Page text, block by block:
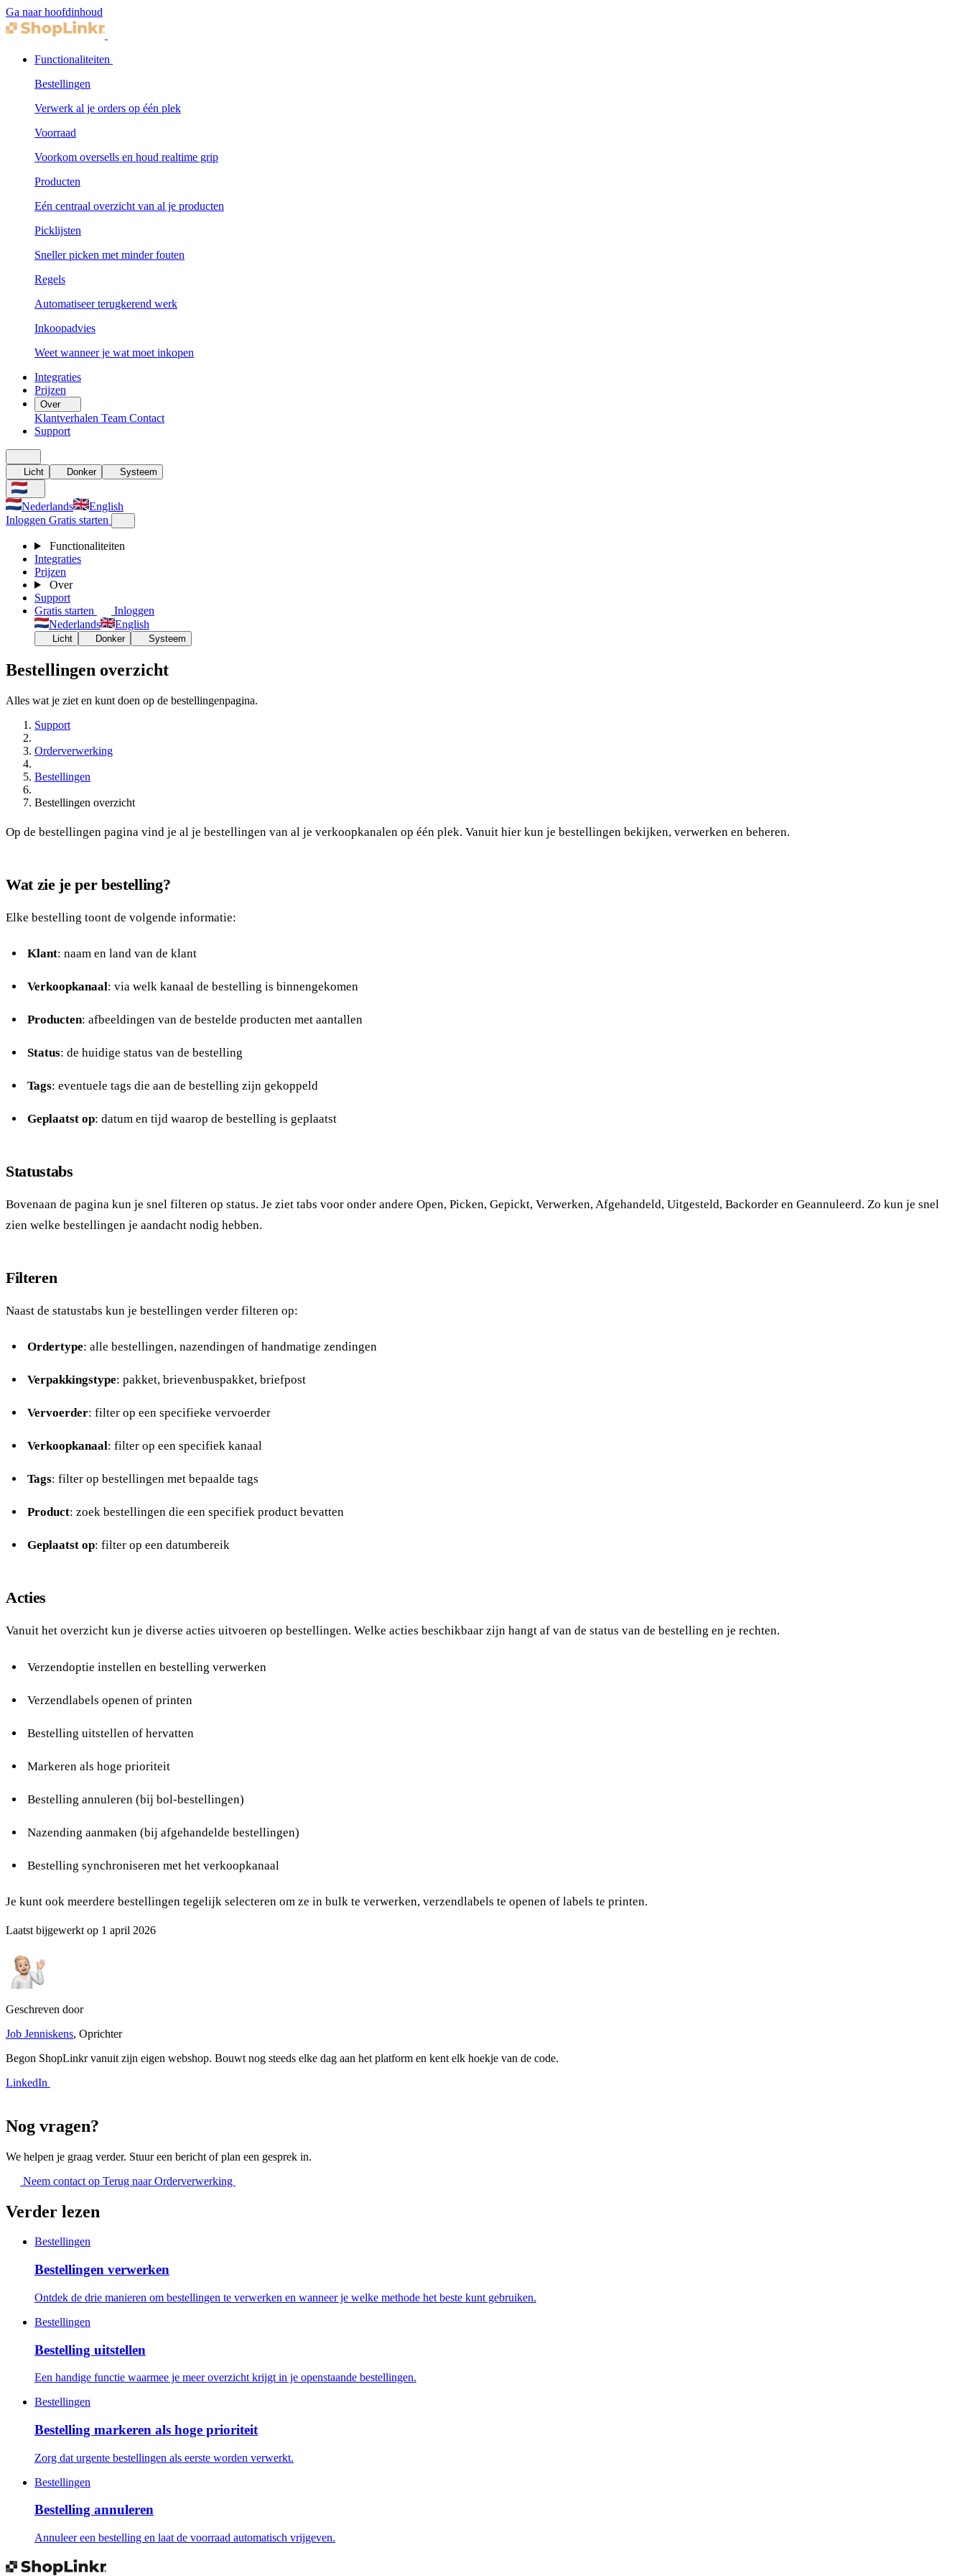
Ga naar hoofdinhoud
Functionaliteiten
Bestellingen
Verwerk al je orders op één plek
Voorraad
Voorkom oversells en houd realtime grip
Producten
Eén centraal overzicht van al je producten
Picklijsten
Sneller picken met minder fouten
Regels
Automatiseer terugkerend werk
Inkoopadvies
Weet wanneer je wat moet inkopen
Integraties
Prijzen
Over
Klantverhalen Team Contact
Support
Licht Donker Systeem
Nederlands
English
Inloggen Gratis starten
Functionaliteiten
Integraties
Prijzen
Over
Support
Gratis starten
Inloggen
Nederlands
English
Licht Donker Systeem
Bestellingen overzicht
Alles wat je ziet en kunt doen op de bestellingenpagina.
Support
Orderverwerking
Bestellingen
Bestellingen overzicht
Op de bestellingen pagina vind je al je bestellingen van al je verkoopkanalen op één plek. Vanuit hier kun je bestellingen bekijken, verwerken en beheren.
Wat zie je per bestelling?
Elke bestelling toont de volgende informatie:
Klant: naam en land van de klant
Verkoopkanaal: via welk kanaal de bestelling is binnengekomen
Producten: afbeeldingen van de bestelde producten met aantallen
Status: de huidige status van de bestelling
Tags: eventuele tags die aan de bestelling zijn gekoppeld
Geplaatst op: datum en tijd waarop de bestelling is geplaatst
Statustabs
Bovenaan de pagina kun je snel filteren op status. Je ziet tabs voor onder andere Open, Picken, Gepickt, Verwerken, Afgehandeld, Uitgesteld, Backorder en Geannuleerd. Zo kun je snel
zien welke bestellingen je aandacht nodig hebben.
Filteren
Naast de statustabs kun je bestellingen verder filteren op:
Ordertype: alle bestellingen, nazendingenof handmatige zendingen
Verpakkingstype: pakket, brievenbuspakket, briefpost
Vervoerder: filter op een specifieke vervoerder
Verkoopkanaal: filter op een specifiek kanaal
Tags: filter op bestellingen met bepaalde tags
Product: zoek bestellingen die een specifiek product bevatten
Geplaatst op: filter op een datumbereik
Acties
Vanuit het overzicht kun je diverse acties uitvoeren op bestellingen. Welke acties beschikbaar zijn hangt af van de status van de bestelling en je rechten.
Verzendoptie instellen en bestelling verwerken
Verzendlabels openen of printen
Bestelling uitstellen of hervatten
Markeren als hoge prioriteit
Bestelling annuleren (bij bol-bestellingen)
Nazending aanmaken (bij afgehandelde bestellingen)
Bestelling synchroniseren met het verkoopkanaal
Je kunt ook meerdere bestellingen tegelijk selecteren om ze in bulk te verwerken, verzendlabels te openen of labels te printen.
Laatst bijgewerkt op 1 april 2026
Geschreven door
Job Jenniskens, Oprichter
Begon ShopLinkr vanuit zijn eigen webshop. Bouwt nog steeds elke dag aan het platform en kent elk hoekje van de code.
LinkedIn
Nog vragen?
We helpen je graag verder. Stuur een bericht of plan een gesprek in.
Neem contact op Terug naar Orderverwerking
Verder lezen
Bestellingen
Bestellingen verwerken
Ontdek de drie manieren om bestellingen te verwerken en wanneer je welke methode het beste kunt gebruiken.
Bestellingen
Bestelling uitstellen
Een handige functie waarmee je meer overzicht krijgt in je openstaande bestellingen.
Bestellingen
Bestelling markeren als hoge prioriteit
Zorg dat urgente bestellingen als eerste worden verwerkt.
Bestellingen
Bestelling annuleren
Annuleer een bestelling en laat de voorraad automatisch vrijgeven.